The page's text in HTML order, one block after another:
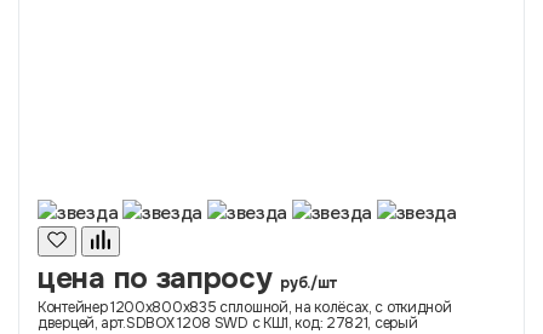
цена по запросу руб./шт
Контейнер 1200х800х835 сплошной, на колёсах, с откидной
дверцей, арт.SDBOX 1208 SWD с КШ1, код: 27821, серый